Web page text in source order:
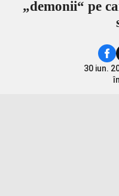
„demonii“ pe
30 iun.
în